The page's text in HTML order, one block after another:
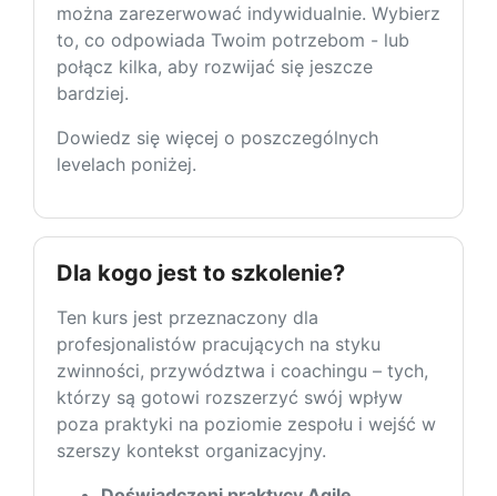
można zarezerwować indywidualnie. Wybierz
to, co odpowiada Twoim potrzebom - lub
połącz kilka, aby rozwijać się jeszcze
bardziej.
Dowiedz się więcej o poszczególnych
levelach poniżej.
Dla kogo jest to szkolenie?
Ten kurs jest przeznaczony dla
profesjonalistów pracujących na styku
zwinności, przywództwa i coachingu – tych,
którzy są gotowi rozszerzyć swój wpływ
poza praktyki na poziomie zespołu i wejść w
szerszy kontekst organizacyjny.